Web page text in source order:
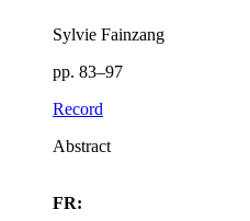
Sylvie Fainzang
pp. 83–97
Record
Abstract
FR: